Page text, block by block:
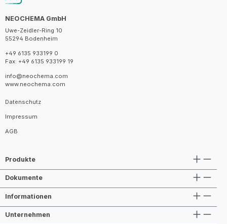
NEOCHEMA GmbH
Uwe-Zeidler-Ring 10
55294 Bodenheim
+49 6135 933199 0
Fax: +49 6135 933199 19
info@neochema.com
www.neochema.com
Datenschutz
Impressum
AGB
Produkte
Dokumente
Informationen
Unternehmen